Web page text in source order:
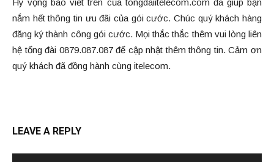
Hy vọng bào viết trên của tongdaiitelecom.com đã giúp bạn
nắm hết thông tin ưu đãi của gói cước. Chúc quý khách hàng
đăng ký thành công gói cước. Mọi thắc thắc thêm vui lòng liên
hệ tổng đài 0879.087.087 để cập nhật thêm thông tin. Cảm ơn
quý khách đã đồng hành cùng itelecom.
LEAVE A REPLY